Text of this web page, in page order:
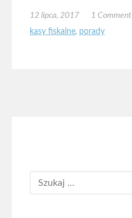
12 lipca, 2017 1 Comment
kasy fiskalne, porady